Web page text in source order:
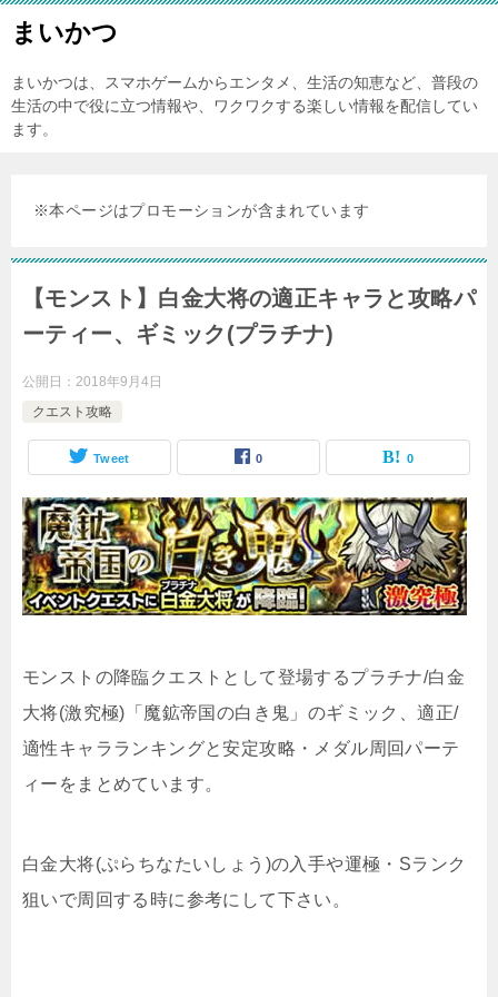
まいかつ
まいかつは、スマホゲームからエンタメ、生活の知恵など、普段の
生活の中で役に立つ情報や、ワクワクする楽しい情報を配信してい
ます。
※本ページはプロモーションが含まれています
【モンスト】白金大将の適正キャラと攻略パ
ーティー、ギミック(プラチナ)
公開日： 2018年9月4日
クエスト攻略
Tweet 0 0
モンストの降臨クエストとして登場するプラチナ/白金
大将(激究極)「魔鉱帝国の白き鬼」のギミック、適正/
適性キャラランキングと安定攻略・メダル周回パーテ
ィーをまとめています。
白金大将(ぷらちなたいしょう)の入手や運極・Sランク
狙いで周回する時に参考にして下さい。